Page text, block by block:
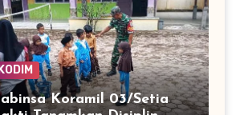
KODIM
Koramil 03/Setia